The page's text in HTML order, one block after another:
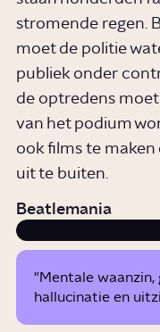
stromende regen.
moet de politie
publiek onder
de optredens
van het podium
ook films te
uit te buiten.
Beatlemania
"Mentale
hallucinatie en